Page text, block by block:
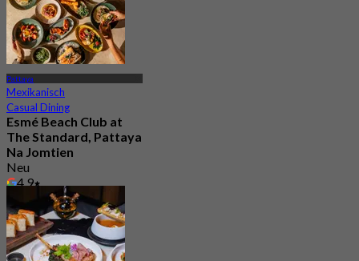
Pattaya
Mexikanisch
Casual Dining
Esmé Beach Club at
The Standard, Pattaya
Na Jomtien
Neu
4.9
฿ 1,999